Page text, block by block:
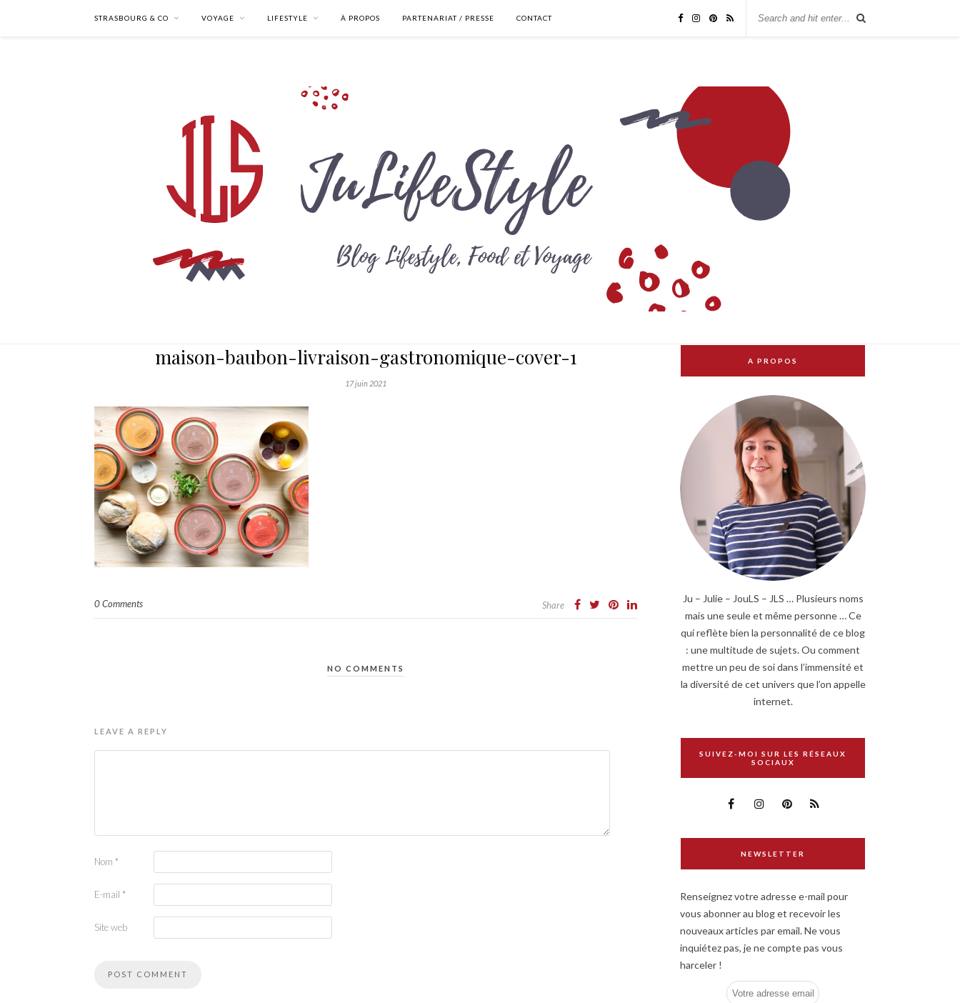
STRASBOURG & CO VOYAGE LIFESTYLE À PROPOS PARTENARIAT / PRESSE CONTACT
maison-baubon-livraison-gastronomique-cover-1
17 juin 2021
0 Comments Share
NO COMMENTS
LEAVE A REPLY
Nom *
E-mail *
Site web
A PROPOS
Ju – Julie – JouLS – JLS … Plusieurs noms
mais une seule et même personne … Ce
qui reflète bien la personnalité de ce blog
: une multitude de sujets. Ou comment
mettre un peu de soi dans l’immensité et
la diversité de cet univers que l’on appelle
internet.
SUIVEZ-MOI SUR LES RÉSEAUX
SOCIAUX
NEWSLETTER
Renseignez votre adresse e-mail pour
vous abonner au blog et recevoir les
nouveaux articles par email. Ne vous
inquiétez pas, je ne compte pas vous
harceler !